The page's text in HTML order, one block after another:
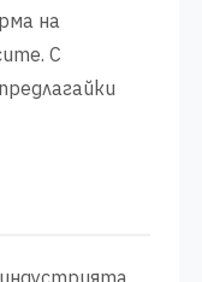
на
С